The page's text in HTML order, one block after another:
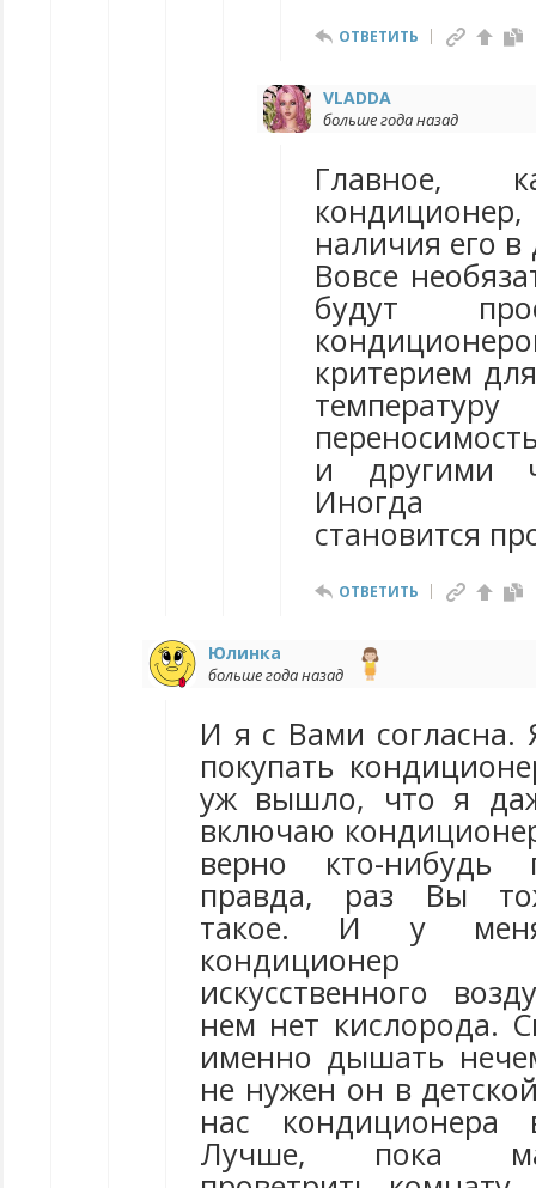
ОТВЕТИТЬ
VLADDA
больше года назад
Главное,
наличия его в
Вовсе
будут
критерием
и другими
Иногда
становится
ОТВЕТИТЬ
Юлинка
больше года назад
И я с Вами
покупать
уж вышло, что я
включаю
верно кто-нибудь
правда, раз Вы
такое. И у
искусственного
нем нет кислорода.
именно дышать
не нужен он в
нас кондиционера
Лучше, пока